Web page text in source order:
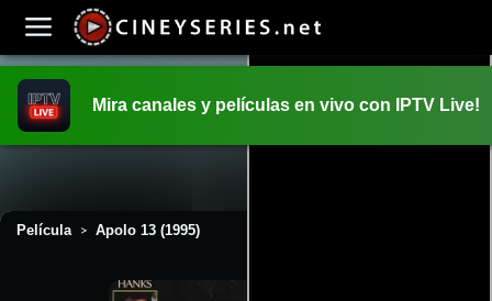
Mira canales y películas en vivo con IPTV Live!
Película > Apolo 13 (1995)